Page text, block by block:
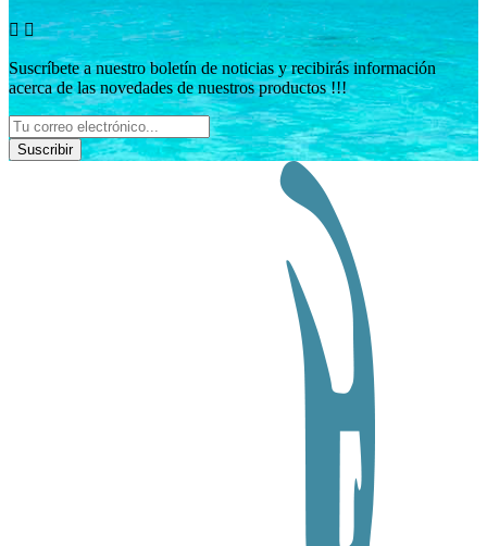
 
Suscríbete a nuestro boletín de noticias y recibirás información
acerca de las novedades de nuestros productos !!!
Suscribir